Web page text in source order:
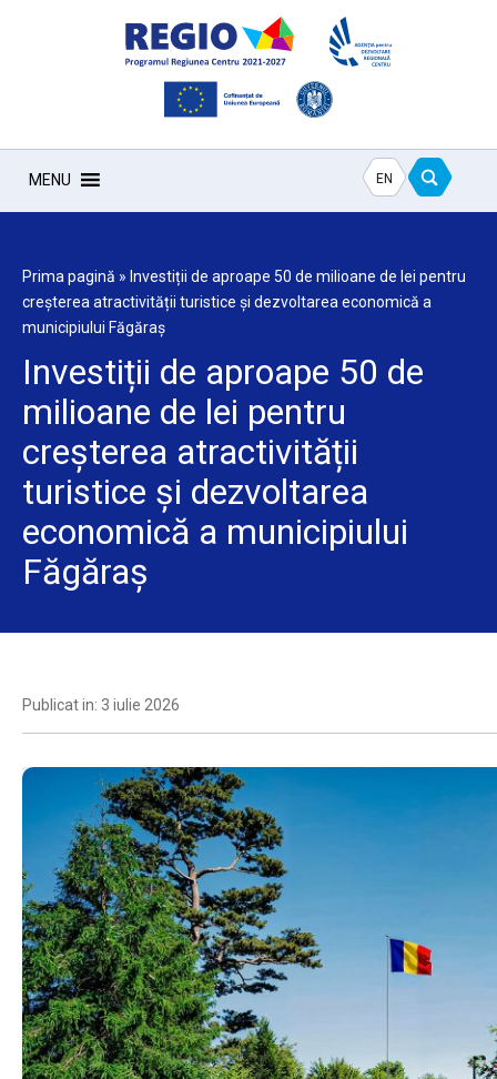
MENU EN
Prima pagină » Investiții de aproape 50 de milioane de lei pentru
creșterea atractivității turistice și dezvoltarea economică a
municipiului Făgăraș
Investiții de aproape 50 de
milioane de lei pentru
creșterea atractivității
turistice și dezvoltarea
economică a municipiului
Făgăraș
Publicat in: 3 iulie 2026